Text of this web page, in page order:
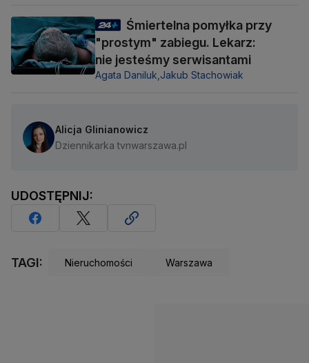
Śmiertelna pomyłka przy
"prostym" zabiegu. Lekarz:
nie jesteśmy serwisantami
Agata Daniluk, Jakub Stachowiak
Alicja Glinianowicz
Dziennikarka tvnwarszawa.pl
UDOSTĘPNIJ:
TAGI: Nieruchomości Warszawa